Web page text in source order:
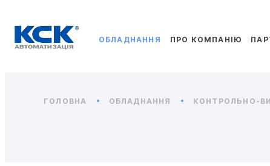
ОБЛАДНАННЯ ПРО КОМПАНІЮ
ГОЛОВНА ОБЛАДНАННЯ КОНТРОЛЬНО-